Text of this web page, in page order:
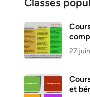
Classes
27
et